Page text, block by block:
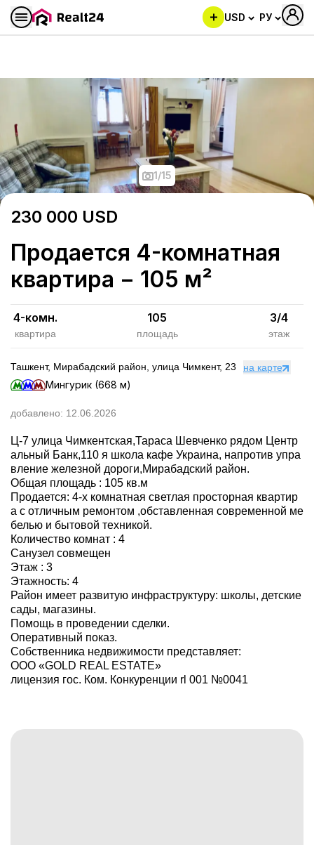
USD РУ
Продается 4-комнатная
1/15
230 000 USD
Продается 4-комнатная
квартира − 105 м²
4-комн.
квартира
105
площадь
3/4
этаж
Ташкент, Мирабадский район, улица Чимкент, 23 на карте
Мингурик (668 м)
добавлено: 12.06.2026
Ц-7 улица Чимкентская,Тараса Шевченко рядом Центр
альный Банк,110 я школа кафе Украина, напротив упра
вление железной дороги,Мирабадский район.
Общая площадь : 105 кв.м
Продается: 4-х комнатная светлая просторная квартир
а с отличным ремонтом ,обставленная современной ме
белью и бытовой техникой.
Количество комнат : 4
Санузел совмещен
Этаж : 3
Этажность: 4
Район имеет развитую инфраструктуру: школы, детские
сады, магазины.
Помощь в проведении сделки.
Оперативный показ.
Собственника недвижимости представляет:
ООО «GOLD REAL ESTATE»
лицензия гос. Ком. Конкуренции rl 001 №0041